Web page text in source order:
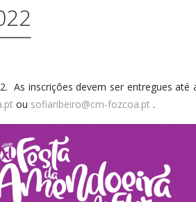
inscrições devem ser entregues até
ou sofiaribeiro@cm-fozcoa.pt .